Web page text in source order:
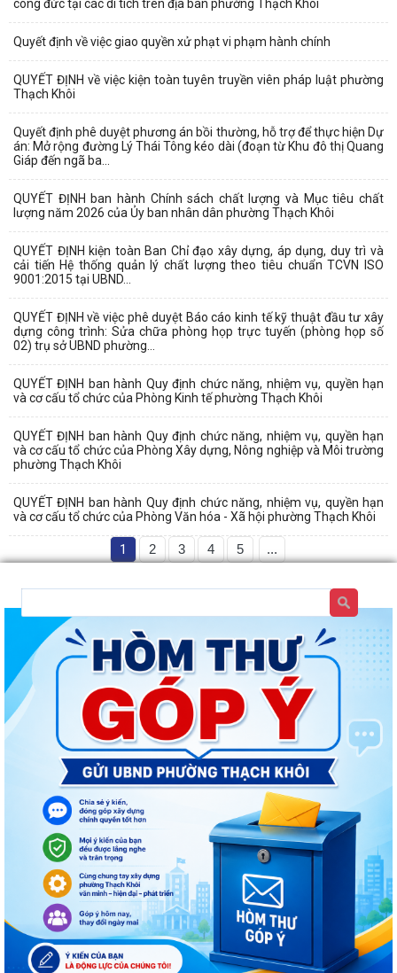
công đức tại các di tích trên địa bàn phường Thạch Khôi
Quyết định về việc giao quyền xử phạt vi phạm hành chính
QUYẾT ĐỊNH về việc kiện toàn tuyên truyền viên pháp luật phường
Thạch Khôi
Quyết định phê duyệt phương án bồi thường, hỗ trợ để thực hiện Dự
án: Mở rộng đường Lý Thái Tông kéo dài (đoạn từ Khu đô thị Quang
Giáp đến ngã ba...
QUYẾT ĐỊNH ban hành Chính sách chất lượng và Mục tiêu chất
lượng năm 2026 của Ủy ban nhân dân phường Thạch Khôi
QUYẾT ĐỊNH kiện toàn Ban Chỉ đạo xây dựng, áp dụng, duy trì và
cải tiến Hệ thống quản lý chất lượng theo tiêu chuẩn TCVN ISO
9001:2015 tại UBND...
QUYẾT ĐỊNH về việc phê duyệt Báo cáo kinh tế kỹ thuật đầu tư xây
dựng công trình: Sửa chữa phòng họp trực tuyến (phòng họp số
02) trụ sở UBND phường...
QUYẾT ĐỊNH ban hành Quy định chức năng, nhiệm vụ, quyền hạn
và cơ cấu tổ chức của Phòng Kinh tế phường Thạch Khôi
QUYẾT ĐỊNH ban hành Quy định chức năng, nhiệm vụ, quyền hạn
và cơ cấu tổ chức của Phòng Xây dựng, Nông nghiệp và Môi trường
phường Thạch Khôi
QUYẾT ĐỊNH ban hành Quy định chức năng, nhiệm vụ, quyền hạn
và cơ cấu tổ chức của Phòng Văn hóa - Xã hội phường Thạch Khôi
1 2 3 4 5 ...